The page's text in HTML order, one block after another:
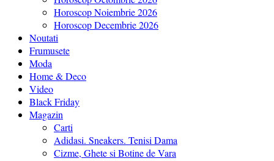
Horoscop Noiembrie 2026
Horoscop Decembrie 2026
Noutati
Frumusete
Moda
Home & Deco
Video
Black Friday
Magazin
Carti
Adidasi. Sneakers. Tenisi Dama
Cizme, Ghete si Botine de Vara